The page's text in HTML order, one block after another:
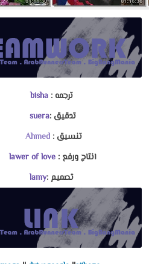
ترجمه :bisha
تدقيق :suera
تنسيق : Ahmed
انتاج ورفع : lawer of love
تصميم :lamy